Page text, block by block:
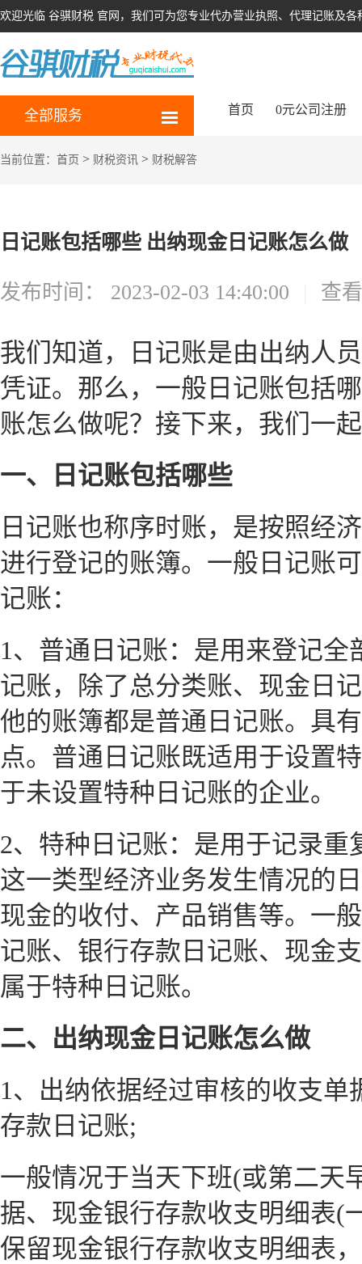
欢迎光临 谷骐财税 官网，我们可为您专业代办营业执照、代理记账及各
全部服务 首页 0元公司注册
当前位置： 首页 > 财税资讯 > 财税解答
日记账包括哪些 出纳现金日记账怎么做
发布时间： 2023-02-03 14:40:00 查
我们知道，日记账是由出纳人
凭证。那么，一般日记账包括
账怎么做呢？接下来，我们一
一、日记账包括哪些
日记账也称序时账，是按照经
进行登记的账簿。一般日记账
记账：
1、普通日记账：是用来登记
记账，除了总分类账、现金日
他的账簿都是普通日记账。具
点。普通日记账既适用于设置
于未设置特种日记账的企业。
2、特种日记账：是用于记录
这一类型经济业务发生情况的
现金的收付、产品销售等。一
记账、银行存款日记账、现金
属于特种日记账。
二、出纳现金日记账怎么做
1、出纳依据经过审核的收支
存款日记账;
一般情况于当天下班(或第二天
据、现金银行存款收支明细表(
保留现金银行存款收支明细表